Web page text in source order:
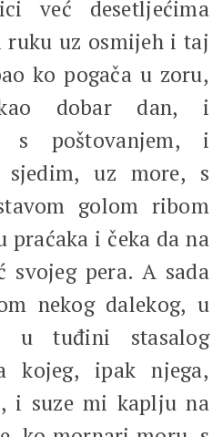
već desetljećima
uz osmijeh i taj
ko pogača u zoru,
dobar dan, i
s poštovanjem, i
sjedim, uz more, s
golom ribom
i čeka da na
pera. A sada
nekog dalekog, u
u tuđini stasalog
kojeg, ipak njega,
i suze mi kaplju na